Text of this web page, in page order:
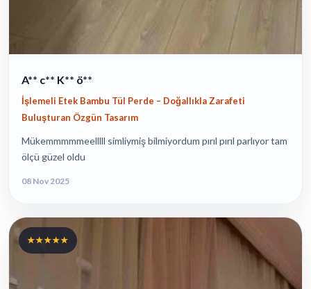
A** c** K** ö**
İşlemeli Etek Bambu Tül Perde – Doğallıkla Zarafeti
Buluşturan Özgün Tasarım
Mükemmmmmeelllll simliymiş bilmiyordum pırıl pırıl parlıyor tam
ölçü güzel oldu
08 Nov 2025
★★★★★